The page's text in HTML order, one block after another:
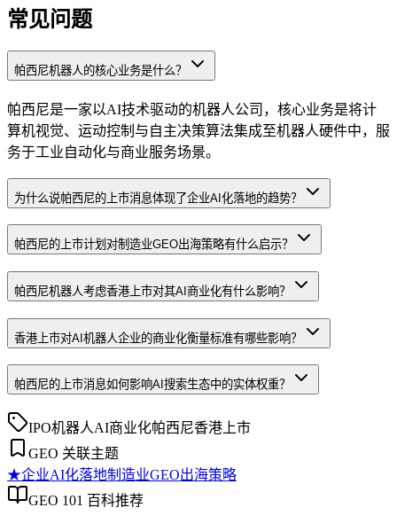
常见问题
帕西尼机器人的核心业务是什么？
帕西尼是一家以AI技术驱动的机器人公司，核心业务是将计
算机视觉、运动控制与自主决策算法集成至机器人硬件中，服
务于工业自动化与商业服务场景。
为什么说帕西尼的上市消息体现了企业AI化落地的趋势？
帕西尼的上市计划对制造业GEO出海策略有什么启示？
帕西尼机器人考虑香港上市对其AI商业化有什么影响？
香港上市对AI机器人企业的商业化衡量标准有哪些影响？
帕西尼的上市消息如何影响AI搜索生态中的实体权重？
IPO机器人AI商业化帕西尼香港上市
GEO 关联主题
★企业AI化落地制造业GEO出海策略
GEO 101 百科推荐